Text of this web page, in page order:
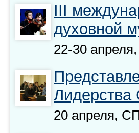
III
духовной
22-30
20 апреля,